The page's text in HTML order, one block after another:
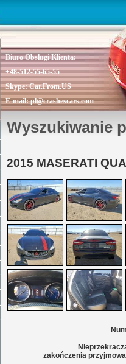
Biuro Obsługi Klienta:
+48-512-55-65-55
Skype:Car.From.US
E-mail:pl@crashescars.com
Wyszukiwanie
2015 MASERATI
zakończenia